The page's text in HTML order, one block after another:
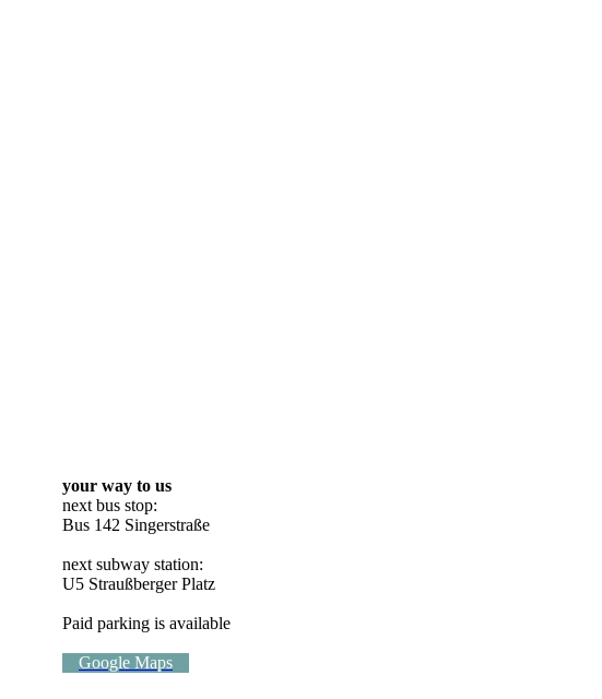
your way to us
next bus stop:
Bus 142 Singerstraße
next subway station:
U5 Straußberger Platz
Paid parking is available
Google Maps